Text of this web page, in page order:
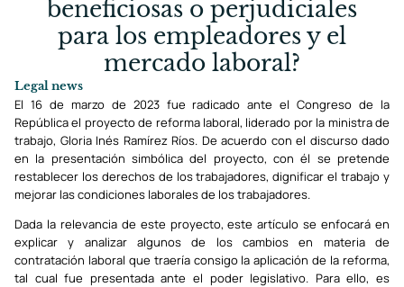
beneficiosas o perjudiciales
para los empleadores y el
mercado laboral?
Legal news
El 16 de marzo de 2023 fue radicado ante el Congreso de la
República el proyecto de reforma laboral, liderado por la ministra de
trabajo, Gloria Inés Ramírez Ríos. De acuerdo con el discurso dado
en la presentación simbólica del proyecto, con él se pretende
restablecer los derechos de los trabajadores, dignificar el trabajo y
mejorar las condiciones laborales de los trabajadores.
Dada la relevancia de este proyecto, este artículo se enfocará en
explicar y analizar algunos de los cambios en materia de
contratación laboral que traería consigo la aplicación de la reforma,
tal cual fue presentada ante el poder legislativo. Para ello, es